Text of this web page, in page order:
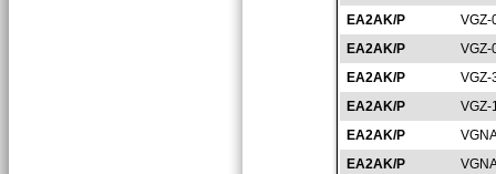
EA2AK/P
VGZ-
EA2AK/P
VGZ-
EA2AK/P
VGZ-
EA2AK/P
VGZ-
EA2AK/P
EA2AK/P